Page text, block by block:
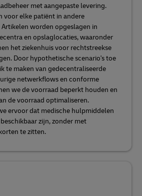
met aangepaste levering.
voor elke patiënt in andere
worden opgeslagen in
en opslaglocaties, waaronder
het ziekenhuis voor rechtstreekse
Door hypothetische scenario's toe
te maken van gedecentraliseerde
netwerkflows en conforme
we de voorraad beperkt houden en
de voorraad optimaliseren.
ervoor dat medische hulpmiddelen
zijn, zonder met
te zitten.